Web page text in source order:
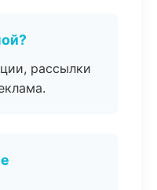
рассылки